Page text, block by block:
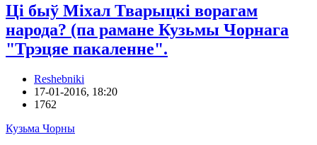
Ці быў Міхал Тварыцкі ворагам
народа? (па рамане Кузьмы Чорнага
"Трэцяе пакаленне".
Reshebniki
17-01-2016, 18:20
1762
Кузьма Чорны